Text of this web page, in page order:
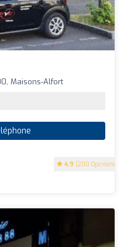
4.9 (200 Opinions)
Maisons-Alfort